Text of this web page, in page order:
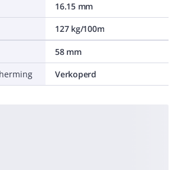
16.15 mm
127 kg/100m
58 mm
Verkoperd